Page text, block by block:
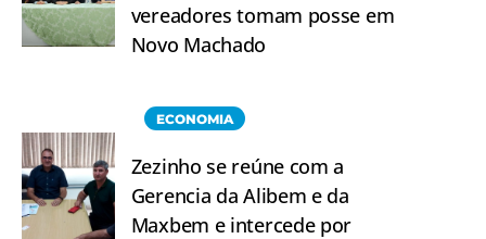
vereadores tomam posse em
Novo Machado
ECONOMIA
Zezinho se reúne com a
Gerencia da Alibem e da
Maxbem e intercede por